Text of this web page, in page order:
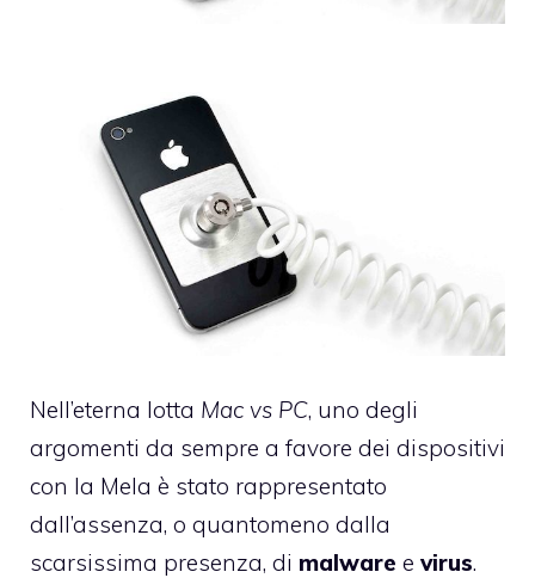
Nell’eterna lotta Mac vs PC, uno degli
argomenti da sempre a favore dei dispositivi
con la Mela è stato rappresentato
dall’assenza, o quantomeno dalla
scarsissima presenza, di malware e virus.